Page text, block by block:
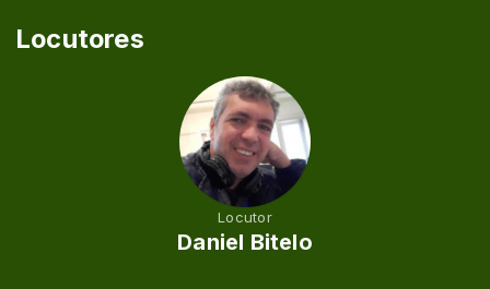
Locutores
Locutor
Daniel Bitelo